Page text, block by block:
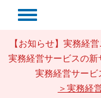
【お知らせ】実務経
実務経営サービスの新
実務経営サービ
＞実務経